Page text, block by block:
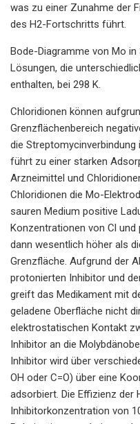
was zu einer Zunahme der
des H2-Fortschritts führt.
Bode-Diagramme von Mo in
Lösungen, die
enthalten, bei 298 K.
Chloridionen können
Grenzflächenbereich
die
führt zu einer starken
Arzneimittel und
Chloridionen die Mo-
sauren Medium positive
Konzentrationen von Cl
dann wesentlich höher als
Grenzfläche. Aufgrund der
protonierten Inhibitor und
greift das Medikament mit
geladene Oberfläche nicht
elektrostatischen Kontakt
Inhibitor an die
Inhibitor wird über
OH oder C=O) über eine
adsorbiert. Die Effizienz der
Inhibitorkonzentration von